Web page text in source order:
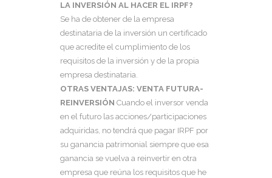
LA INVERSIÓN AL HACER EL IRPF?
Se ha de obtener de la empresa
destinataria de la inversión un certificado
que acredite el cumplimiento de los
requisitos de la inversión y de la propia
empresa destinataria.
OTRAS VENTAJAS: VENTA FUTURA-
REINVERSIÓN Cuando el inversor venda
en el futuro las acciones/participaciones
adquiridas, no tendrá que pagar IRPF por
su ganancia patrimonial siempre que esa
ganancia se vuelva a reinvertir en otra
empresa que reúna los requisitos que he